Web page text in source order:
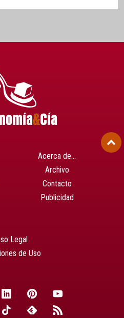
Acerca de…
Archivo
Contacto
Publicidad
Legal
de Uso